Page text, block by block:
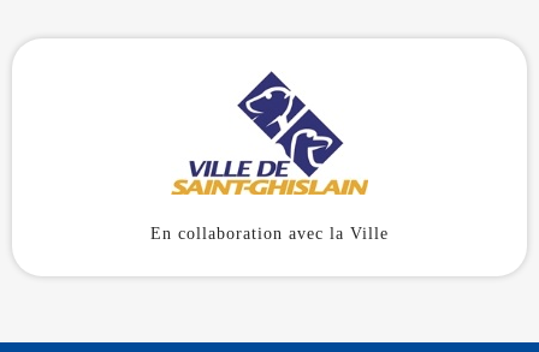
En collaboration avec la Ville